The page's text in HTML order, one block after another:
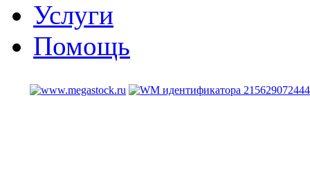
Услуги
Помощь